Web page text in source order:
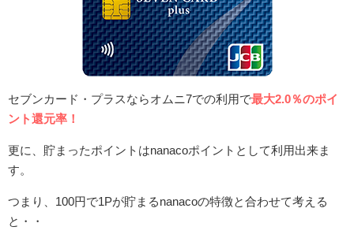
セブンカード・プラスならオムニ7での利用で最大2.0％のポイ
ント還元率！
更に、貯まったポイントはnanacoポイントとして利用出来ま
す。
つまり、100円で1Pが貯まるnanacoの特徴と合わせて考える
と・・